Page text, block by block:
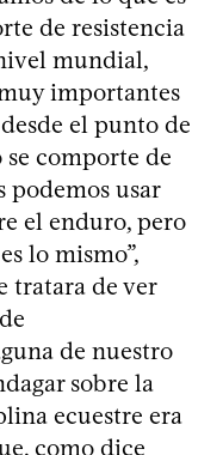
de resistencia
mundial,
importantes
el punto de
comporte de
podemos usar
el enduro, pero
lo mismo”,
tratara de ver
de nuestro
sobre la
ecuestre era
como dice